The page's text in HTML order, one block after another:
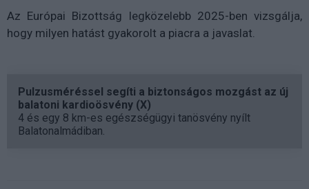
Az Európai Bizottság legközelebb 2025-ben vizsgálja,
hogy milyen hatást gyakorolt a piacra a javaslat.
Pulzusméréssel segíti a biztonságos mozgást az új
balatoni kardioösvény (X)
4 és egy 8 km-es egészségügyi tanösvény nyílt
Balatonalmádiban.